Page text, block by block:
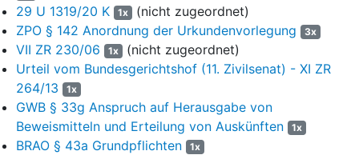
bis 31.08.2016 geltend.
2
Dem beklagten Land gehören etwa 24 % der Waldfläche in
Baden-Württemberg. Ca. 1 % der Waldfläche gehört dem
Bund, ca. 38 % der Waldfläche gehören kommunalen
Eigentümern (sog. Körperschaftswälder, vgl.
und weitere 37 % stehen im Eigentum von mehr als 200.000
privaten Eigentümern (sog. Privatwald,§ 3 Abs. 3 LWaldG
Diese Aufteilung ist seit 1978 relativ stabil (+/- 1 %).
29 U 1319/20 K 1x (nicht zugeordnet)
ZPO § 142 Anordnung der Urkundenvorlegung
3x
VII ZR 230/06 1x (nicht zugeordnet)
Urteil vom Bundesgerichtshof (11. Zivilsenat) - XI ZR
264/13
1x
GWB § 33g Anspruch auf Herausgabe von
Beweismitteln und Erteilung von Auskünften
1x
BRAO § 43a Grundpflichten 1x